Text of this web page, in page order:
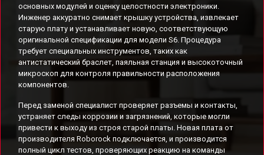
основных модулей и оценку целостности электроники.
Инженер аккуратно снимает крышку устройства, извлекает
старую плату и устанавливает новую, соответствующую
оригинальной спецификации для модели S6. Процедура
требует специальных инструментов, таких как
антистатический браслет, паяльная станция и высокоточный
микроскоп для контроля правильности расположения
компонентов.
Перед заменой специалист проверяет разъемы и контакты,
устраняет следы коррозии и загрязнений, которые могли
привести к выходу из строя старой платы. Новая плата от
производителя Roborock подключается, и производится
полный цикл тестов, проверяющих реакцию на команды